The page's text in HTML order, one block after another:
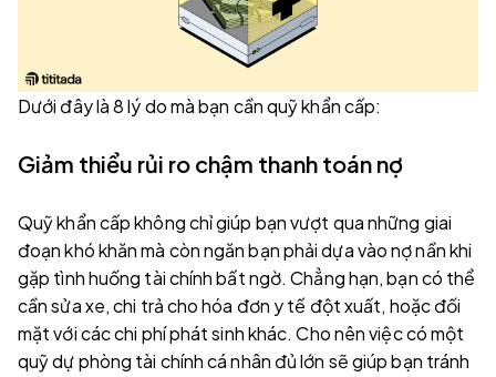
Dưới đây là 8 lý do mà bạn cần quỹ khẩn cấp:
Giảm thiểu rủi ro chậm thanh toán nợ
Quỹ khẩn cấp không chỉ giúp bạn vượt qua những giai
đoạn khó khăn mà còn ngăn bạn phải dựa vào nợ nần khi
gặp tình huống tài chính bất ngờ. Chẳng hạn, bạn có thể
cần sửa xe, chi trả cho hóa đơn y tế đột xuất, hoặc đối
mặt với các chi phí phát sinh khác. Cho nên việc có một
quỹ dự phòng tài chính cá nhân đủ lớn sẽ giúp bạn tránh